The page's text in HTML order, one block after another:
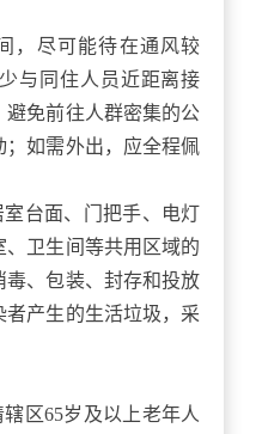
，尽可能待在通风较
与同住人员近距离接
免前往人群密集的公
如需外出，应全程佩
室台面、门把手、电灯
卫生间等共用区域的
、包装、封存和投放
产生的生活垃圾，采
辖区65岁及以上老年人